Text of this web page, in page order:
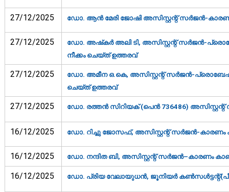
27/12/2025 ഡോ. ആന്‍ മേരി ജോഷി അസിസ്റ്റന്റ് സര്‍ജന്‍-
27/12/2025
ഡോ. അഷ്‌കര്‍ അലി ടി, അസിസ്റ്റന്റ് സര്‍ജന്‍-
നീക്കം ചെയ്ത് ഉത്തരവ്‌
27/12/2025
ഡോ. അമീന ഒ.കെ, അസിസ്റ്റന്റ് സര്‍ജന്‍-
ചെയ്ത് ഉത്തരവ്‌
27/12/2025 ഡോ. രത്തന്‍ സിറിയക് (പെന്‍ 736486)
16/12/2025 ഡോ. റിച്ചു ജോസഫ്, അസിസ്റ്റന്റ് സര്‍ജന്‍-കാരണം
16/12/2025 ഡോ. നന്ദിത ബി, അസിസ്റ്റന്റ് സര്‍ജന്‍–കാരണം
16/12/2025 ഡോ. പ്രിയ വേലായുധന്‍, ജൂനിയര്‍